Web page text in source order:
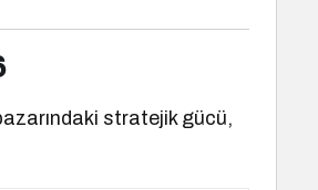
stratejik gücü,